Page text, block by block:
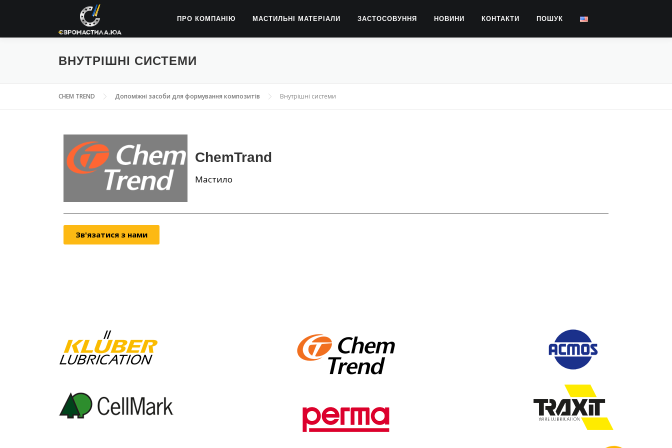
ПРО КОМПАНІЮ МАСТИЛЬНІ МАТЕРІАЛИ ЗАСТОСОВУННЯ НОВИНИ КОНТАКТИ ПОШУК
ВНУТРІШНІ СИСТЕМИ
CHEM TREND Допоміжні засоби для формування композитів Внутрішні системи
ChemTrand
Мастило
Зв'язатися з нами